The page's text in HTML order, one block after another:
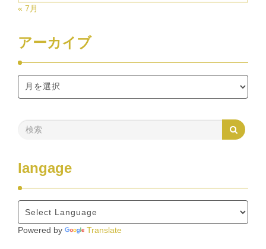
« 7月
アーカイブ
langage
Powered by Translate